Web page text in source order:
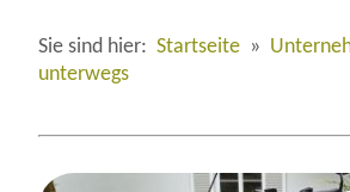
Sie sind hier: Startseite »
unterwegs